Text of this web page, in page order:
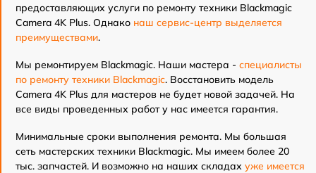
предоставляющих услуги по ремонту техники Blackmagic
Camera 4K Plus. Однако наш сервис-центр выделяется
преимуществами.
Мы ремонтируем Blackmagic. Наши мастера - специалисты
по ремонту техники Blackmagic. Восстановить модель
Camera 4K Plus для мастеров не будет новой задачей. На
все виды проведенных работ у нас имеется гарантия.
Минимальные сроки выполнения ремонта. Мы большая
сеть мастерских техники Blackmagic. Мы имеем более 20
тыс. запчастей. И возможно на наших складах уже имеется